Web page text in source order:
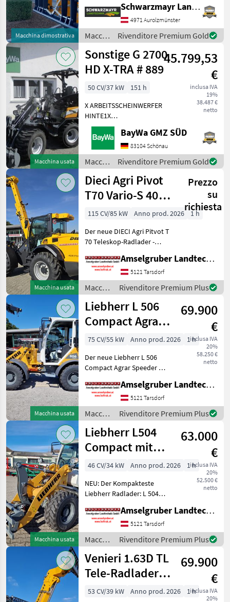
Macchina dimostrativa
capacità di carico di 3, 0 t
Usato VFG Il team di
vendita della di
Schwarzmayr Landtechnik GmbH - Aurolzmünster
4971 Aurolzmünster
Macchine
edili /
Sonstige
Rivenditore Premium Gold
Macchina usata
Sonstige G 2700
HD X-TRA # 889
45.799,53
€
inclusa IVA
19%
38.487 €
netto
50 CV/37 kW
151 h
X ARBEITSSCHEINWERFER
HINTE1X
ARBEITSSCHEINWERFER
VORNE1X
HECKGEWICHTSPLATTE 62
KG1X
HYDRAULIKKREISLAUF
DPPPEL31X15.50-15
SKIDDATENBESCHEINIGUNG
BRD 20 KMDRUCKFREIER
BayWa GMZ SÜD
83104 Schönau
Macchine
edili /
Sonstige
Rivenditore Premium Gold
Macchina usata
Dieci Agri Pivot
T70 Vario-S 40
Km/h+Druckluft
Prezzo
su
richiesta
115 CV/85 kW Anno prod. 2026
1 h
Der neue DIECI Agri Pitvot T
70 Teleskop-Radlader -
Ausstattung. DER NEUE
AGRI PIVOT T 70 setzt völlig
neue Maßstäbe im
Teleskop-Radladers
Amselgruber Landtechnik GmbH
5121 Tarsdorf
Macchine
edili /
Dieci
Rivenditore Premium Plus
Macchina usata
Liebherr L 506
Compact Agrar
Speeder -
Highlift
69.900
€
inclusa IVA
20%
58.250 €
netto
75 CV/55 kW Anno prod. 2026
1 h
Der neue Liebherr L 506
Compact Agrar Speeder mit
AUSTRIA! Die neueste
Generation der Liebherr
Compactlader ist da.
Zusätzlich zur bereit
Amselgruber Landtechnik GmbH
5121 Tarsdorf
Macchine
edili /
Liebherr
Rivenditore Premium Plus
Macchina usata
Liebherr L504
Compact mit
Österreichpaket
63.000
€
inclusa IVA
20%
52.500 €
netto
46 CV/34 kW Anno prod. 2026
1 h
NEU: Der Kompakteste
Liebherr Radlader: L 504
MADE IN AUSTRIA! Liebherr
L 504 Compact NEU mit
Agrarpaket & Top
Ausstattung zum
Aktionspreis.
Amselgruber Landtechnik GmbH
5121 Tarsdorf
Macchine
edili /
Liebherr
Rivenditore Premium Plus
Venieri 1.63D TL
Tele-Radlader
mit 40 Km/h
69.900
€
inclusa IVA
20%
53 CV/39 kW Anno prod. 2026
1 h